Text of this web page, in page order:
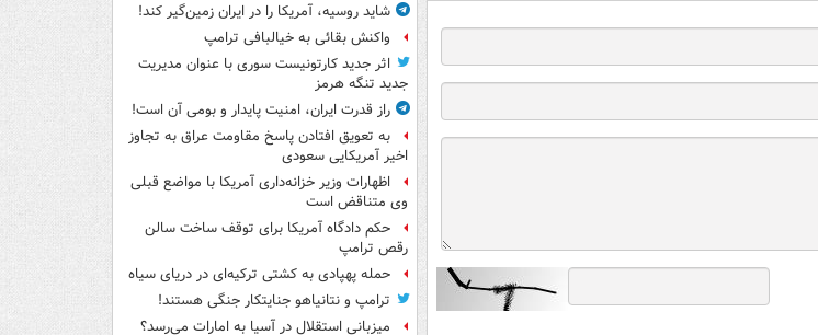
شاید روسیه، آمریکا را در ایران زمین‌گیر کند!
واکنش بقائی به خیالبافی ترامپ
اثر جدید کارتونیست سوری با عنوان مدیریت
جدید تنگه هرمز
راز قدرت ایران، امنیت پایدار و بومی آن است!
به تعویق افتادن پاسخ مقاومت عراق به تجاوز
اخیر آمریکایی سعودی
اظهارات وزیر خزانه‌داری آمریکا با مواضع قبلی
وی متناقض است
حکم دادگاه آمریکا برای توقف ساخت سالن
رقص ترامپ
حمله پهپادی به کشتی ترکیه‌ای در دریای سیاه
ترامپ و نتانیاهو جنایتکار جنگی هستند!
میزبانی استقلال در آسیا به امارات می‌رسد؟